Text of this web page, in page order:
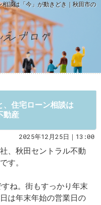
談は「今」が動きどき｜秋田市の
、住宅ローン相談は
動産
2025年12月25日｜13:00
、秋田セントラル不動
す。
ね。街もすっかり年末
は年末年始の営業日の